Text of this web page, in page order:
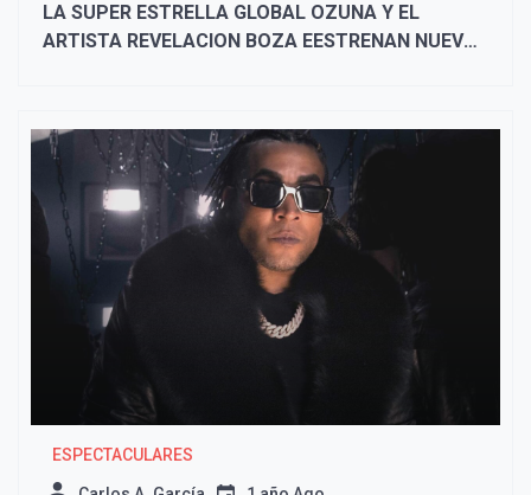
LA SUPER ESTRELLA GLOBAL OZUNA Y EL
ARTISTA REVELACION BOZA EESTRENAN NUEVO
ESPECTACULARES